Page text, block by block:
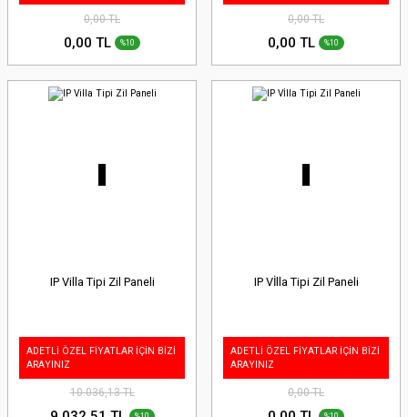
0,00 TL
0,00 TL %10
0,00 TL
0,00 TL %10
IP Villa Tipi Zil Paneli
ADETLİ ÖZEL FİYATLAR İÇİN BİZİ
ARAYINIZ
10.036,13 TL
IP Vİlla Tipi Zil Paneli
ADETLİ ÖZEL FİYATLAR İÇİN BİZİ
ARAYINIZ
0,00 TL